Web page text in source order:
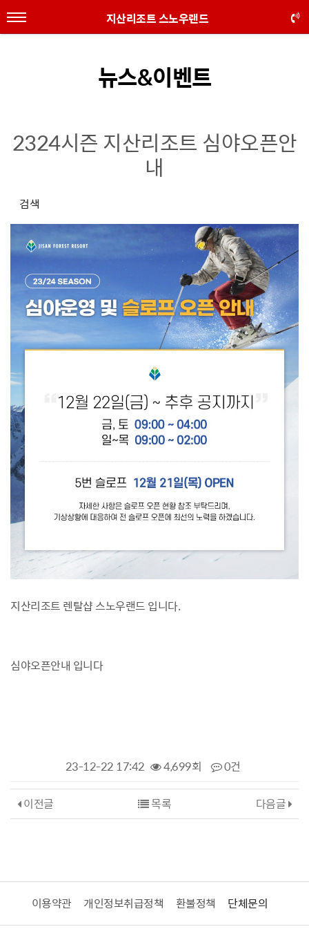
지산리조트 스노우랜드
뉴스&이벤트
2324시즌 지산리조트 심야오픈안
내
검색
본문
지산리조트 렌탈샵 스노우랜드 입니다.
심야오픈안내 입니다
23-12-22 17:42 4,699회 0건
이전글 다음글
목록
이용약관 개인정보취급정책 환불정책 단체문의